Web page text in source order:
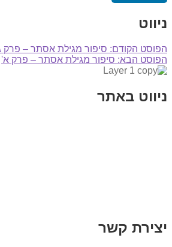
ניווט
הפוסט הקודם: סיפור מגילת אסתר – פרק
הפוסט הבא: סיפור מגילת אסתר – פרק א'
ניווט באתר
יצירת קשר